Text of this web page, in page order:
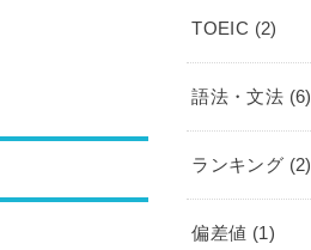
TOEIC (2)
語法・文法 (6)
ランキング (2)
偏差値 (1)